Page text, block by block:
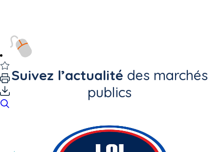
Suivez l’actualité des marchés
publics